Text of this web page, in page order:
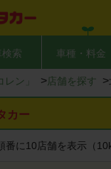
検索 車種・料金
ン」 > 店舗を探す >
カー
番に10店舗を表示（ 10